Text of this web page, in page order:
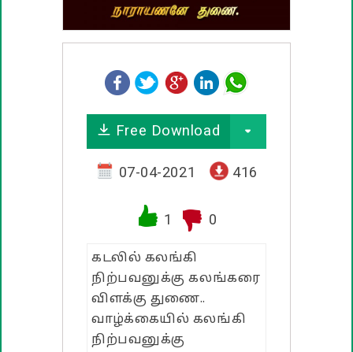
பொதுவான பொன்மொழிகள்
கடவுள் பொன்மொழிகள்
பண்டிகை வாழ்த்துக்கள்
Free Download
07-04-2021 416
1 0
கடலில் கலங்கி
நிற்பவனுக்கு கலங்கரை
விளக்கு துணை..
வாழ்க்கையில் கலங்கி
நிற்பவனுக்கு